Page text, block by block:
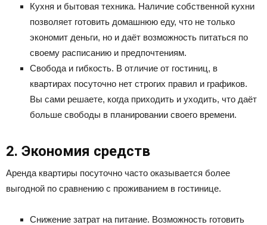
Кухня и бытовая техника. Наличие собственной кухни
позволяет готовить домашнюю еду, что не только
экономит деньги, но и даёт возможность питаться по
своему расписанию и предпочтениям.
Свобода и гибкость. В отличие от гостиниц, в
квартирах посуточно нет строгих правил и графиков.
Вы сами решаете, когда приходить и уходить, что даёт
больше свободы в планировании своего времени.
2. Экономия средств
Аренда квартиры посуточно часто оказывается более
выгодной по сравнению с проживанием в гостинице.
Снижение затрат на питание. Возможность готовить